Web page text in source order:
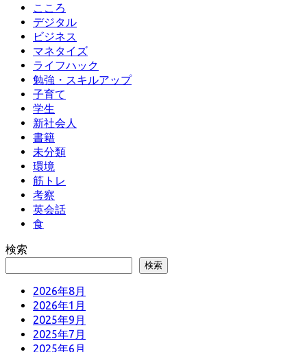
こころ
デジタル
ビジネス
マネタイズ
ライフハック
勉強・スキルアップ
子育て
学生
新社会人
書籍
未分類
環境
筋トレ
考察
英会話
食
検索
検索
2026年8月
2026年1月
2025年9月
2025年7月
2025年6月